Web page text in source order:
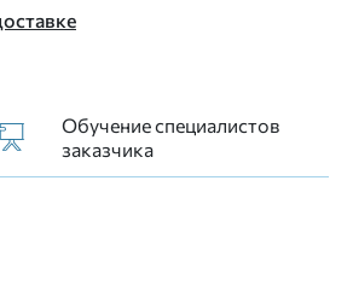
Обучение специалистов
заказчика